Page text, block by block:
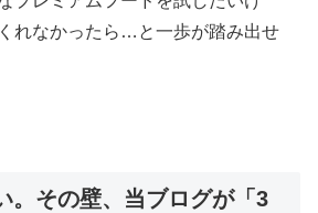
れなかったら…と一歩が踏み出せ
。その壁、当ブログが「3